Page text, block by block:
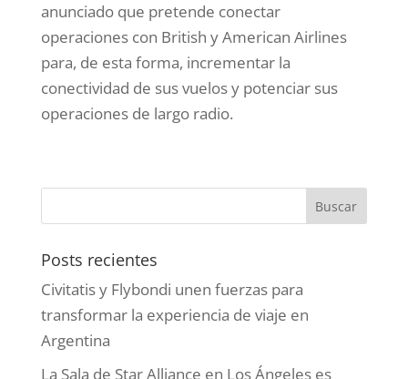
anunciado que pretende conectar
operaciones con British y American Airlines
para, de esta forma, incrementar la
conectividad de sus vuelos y potenciar sus
operaciones de largo radio.
Posts recientes
Civitatis y Flybondi unen fuerzas para
transformar la experiencia de viaje en
Argentina
La Sala de Star Alliance en Los Ángeles es